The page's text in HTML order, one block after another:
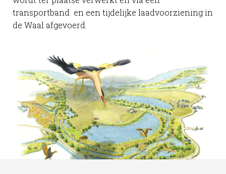
transportband en een tijdelijke laadvoorziening in
de Waal afgevoerd.